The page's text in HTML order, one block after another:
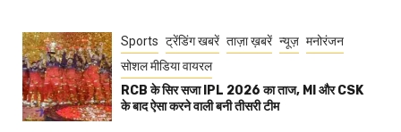
Sports ट्रेंडिंग खबरें ताज़ा ख़बरें न्यूज़ मनोरंजन
सोशल मीडिया वायरल
RCB के सिर सजा IPL 2026 का ताज, MI और CSK
के बाद ऐसा करने वाली बनी तीसरी टीम